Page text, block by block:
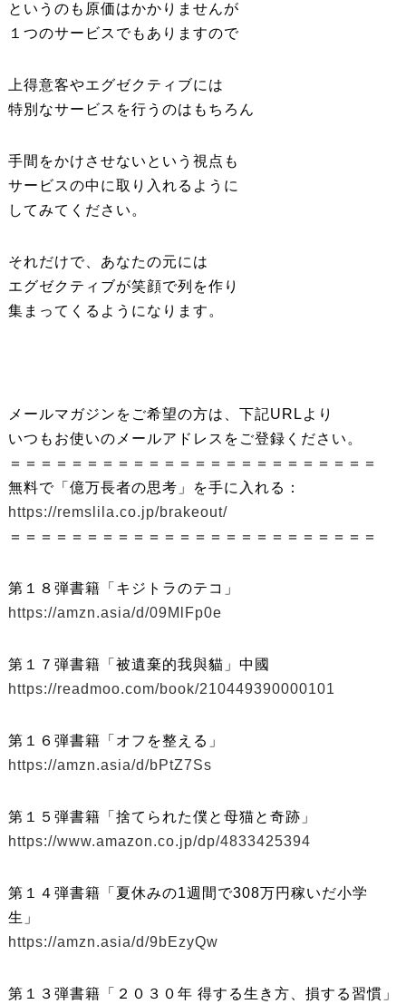
というのも原価はかかりませんが
１つのサービスでもありますので
上得意客やエグゼクティブには
特別なサービスを行うのはもちろん
手間をかけさせないという視点も
サービスの中に取り入れるように
してみてください。
それだけで、あなたの元には
エグゼクティブが笑顔で列を作り
集まってくるようになります。
メールマガジンをご希望の方は、下記URLより
いつもお使いのメールアドレスをご登録ください。
＝＝＝＝＝＝＝＝＝＝＝＝＝＝＝＝＝＝＝＝＝＝＝＝
無料で「億万長者の思考」を手に入れる：
https://remslila.co.jp/brakeout/
＝＝＝＝＝＝＝＝＝＝＝＝＝＝＝＝＝＝＝＝＝＝＝＝
第１８弾書籍「キジトラのテコ」
https://amzn.asia/d/09MlFp0e
第１７弾書籍「被遺棄的我與貓」中國
https://readmoo.com/book/210449390000101
第１６弾書籍「オフを整える」
https://amzn.asia/d/bPtZ7Ss
第１５弾書籍「捨てられた僕と母猫と奇跡」
https://www.amazon.co.jp/dp/4833425394
第１４弾書籍「夏休みの1週間で308万円稼いだ小学
生」
https://amzn.asia/d/9bEzyQw
第１３弾書籍「２０３０年 得する生き方、損する習慣」